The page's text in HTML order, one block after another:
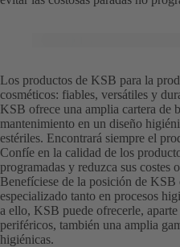
Los productos de KSB para la
cosméticos: fiables, versátiles y
KSB ofrece una amplia cartera de
mantenimiento en un diseño
estériles. Encontrará siempre el
Confíe en la calidad de los
programadas y reduzca sus costes
Benefíciese de la posición de
especializado tanto en procesos
a ello, KSB puede ofrecerle,
periféricos, también una amplia
higiénicas.